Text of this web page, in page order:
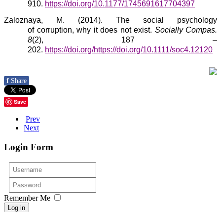
910. https://doi.org/10.1177/1745691617704397
Zaloznaya, M. (2014). The social psychology
of corruption, why it does not exist. Socially Compas.
8(2), 187
–
202. https://doi.org/https://doi.org/10.1111/soc4.12120
f Share
Save
Prev
Next
Login Form
Username
Password
Remember Me
Log in